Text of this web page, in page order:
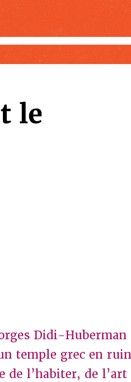
le
Didi-
temple grec en
de l’habiter, de l’art